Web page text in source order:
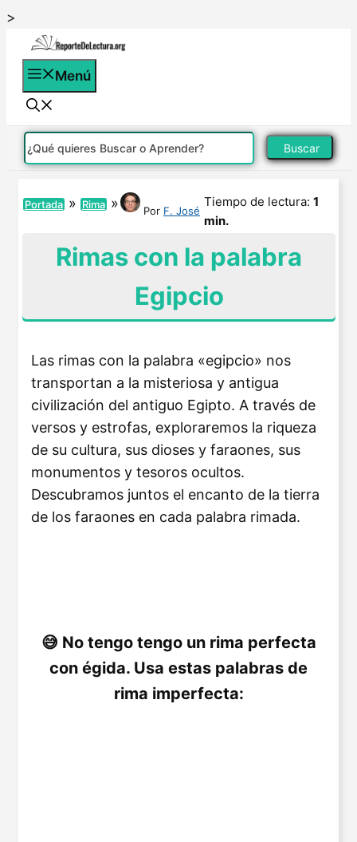
>
contenido
Menú
Buscar
Portada » Rima » Por F. José
Tiempo de lectura: 1
min.
Rimas con la palabra
Egipcio
Las rimas con la palabra «egipcio» nos
transportan a la misteriosa y antigua
civilización del antiguo Egipto. A través de
versos y estrofas, exploraremos la riqueza
de su cultura, sus dioses y faraones, sus
monumentos y tesoros ocultos.
Descubramos juntos el encanto de la tierra
de los faraones en cada palabra rimada.
No tengo tengo un rima perfecta
con égida. Usa estas palabras de
rima imperfecta: